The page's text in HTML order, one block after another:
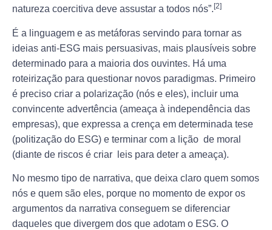
natureza coercitiva deve assustar a todos nós”. [2]
É a linguagem e as metáforas servindo para tornar as
ideias anti-ESG mais persuasivas, mais plausíveis sobre
determinado para a maioria dos ouvintes. Há uma
roteirização para questionar novos paradigmas. Primeiro
é preciso criar a polarização (nós e eles), incluir uma
convincente advertência (ameaça à independência das
empresas), que expressa a crença em determinada tese
(politização do ESG) e terminar com a lição de moral
(diante de riscos é criar leis para deter a ameaça).
No mesmo tipo de narrativa, que deixa claro quem somos
nós e quem são eles, porque no momento de expor os
argumentos da narrativa conseguem se diferenciar
daqueles que divergem dos que adotam o ESG. O